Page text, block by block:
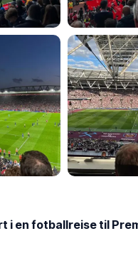
i en fotballreise til